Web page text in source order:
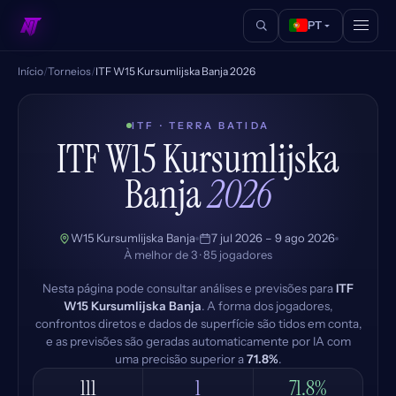
PT
Início/Torneios/ITF W15 Kursumlijska Banja 2026
ITF · TERRA BATIDA
ITF W15 Kursumlijska
Banja2026
W15 Kursumlijska Banja
7 jul 2026 – 9 ago 2026
À melhor de 3 · 85 jogadores
Nesta página pode consultar análises e previsões paraITF
W15 Kursumlijska Banja. A forma dos jogadores,
confrontos diretos e dados de superfície são tidos em conta,
e as previsões são geradas automaticamente por IA com
uma precisão superior a71.8%.
111 1 71.8%